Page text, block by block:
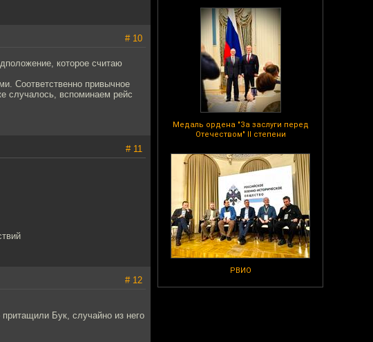
Медаль ордена "За заслуги перед
Отечеством" II степени
РВИО
# 10
которое считаю
Соответственно привычное
случалось, вспоминаем рейс
# 11
# 12
Бук, случайно из него